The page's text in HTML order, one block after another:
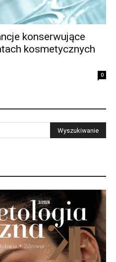
konserwujące
kosmetycznych
0